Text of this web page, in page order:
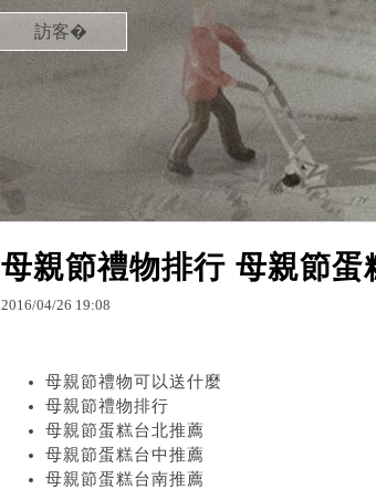
訪客�
母親節禮物排行 母親節蛋
2016/04/26 19:08
母親節禮物可以送什麼
母親節禮物排行
母親節蛋糕台北推薦
母親節蛋糕台中推薦
母親節蛋糕台南推薦